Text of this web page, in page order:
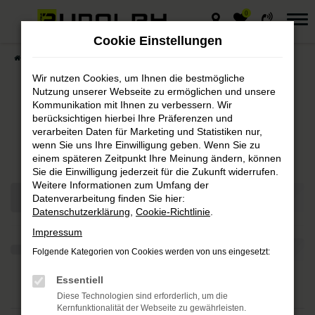
Zum
0
Autohaus Rudolph
Fahrzeuge
Cookie Einstellungen
Wir nutzen Cookies, um Ihnen die bestmögliche
Nutzung unserer Webseite zu ermöglichen und unsere
Kommunikation mit Ihnen zu verbessern. Wir
berücksichtigen hierbei Ihre Präferenzen und
verarbeiten Daten für Marketing und Statistiken nur,
wenn Sie uns Ihre Einwilligung geben. Wenn Sie zu
einem späteren Zeitpunkt Ihre Meinung ändern, können
Sie die Einwilligung jederzeit für die Zukunft widerrufen.
Weitere Informationen zum Umfang der
Datenverarbeitung finden Sie hier:
Datenschutzerklärung Cookie-Richtlinie
Impressum
Folgende Kategorien von Cookies werden von uns eingesetzt:
Essentiell
Diese Technologien sind erforderlich, um die
Kernfunktionalität der Webseite zu gewährleisten.